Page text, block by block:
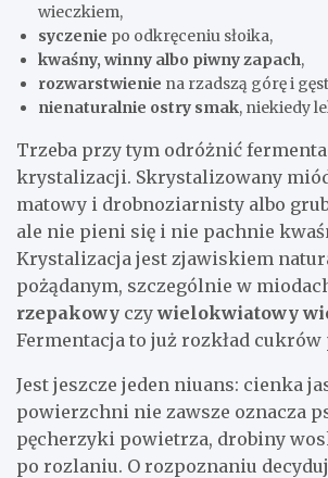
wieczkiem,
syczenie po odkręceniu słoika,
kwaśny, winny albo piwny zapach,
rozwarstwienie na rzadszą górę i
nienaturalnie ostry smak, niekiedy
Trzeba przy tym odróżnić
krystalizacji. Skrystalizowany
matowy i drobnoziarnisty albo
ale nie pieni się i nie pachnie
Krystalizacja jest zjawiskiem
pożądanym, szczególnie w
rzepakowy czywielokwiatowy
Fermentacja to już rozkład cukrów
Jest jeszcze jeden niuans: cienka
powierzchni nie zawsze oznacza
pęcherzyki powietrza, drobiny
po rozlaniu. O rozpoznaniu